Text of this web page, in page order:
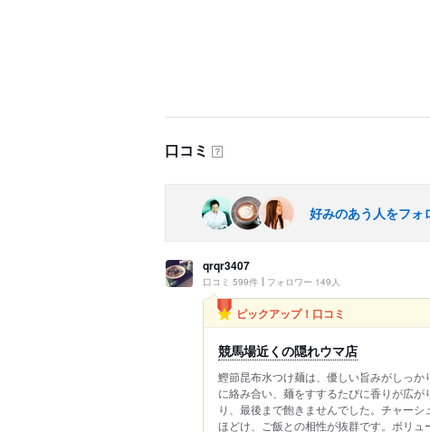
口コミ ？
好みのあう人をフォ
qrqr3407
口コミ 599件 フォロワー 149人
ピックアップ！口コミ
競馬場近くの隠れウマ店
鰹節昆布水つけ麺は、優しい旨みがしっ
に絡み合い、麺をすするたびに香りが広
り、最後まで飽きませんでした。チャー
ほどけ、ご飯との相性が抜群です。ボリュ